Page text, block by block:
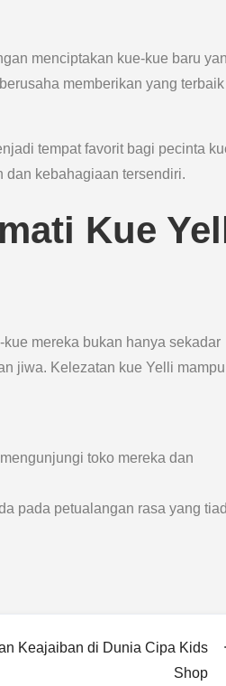
menciptakan kue-kue baru
memberikan yang
tempat favorit bagi pecinta
dan kebahagiaan tersendiri.
Kue
mereka bukan hanya sekadar
jiwa. Kelezatan kue Yelli mampu
toko mereka dan
pada petualangan rasa yang
Keajaiban di Dunia Cipa Kids
Shop